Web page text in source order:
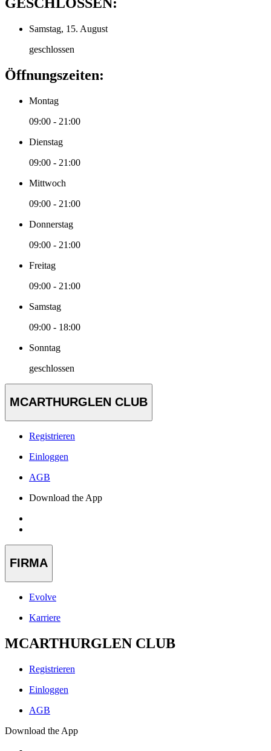
Samstag, 15. August
geschlossen
Öffnungszeiten:
Montag
09:00 - 21:00
Dienstag
09:00 - 21:00
Mittwoch
09:00 - 21:00
Donnerstag
09:00 - 21:00
Freitag
09:00 - 21:00
Samstag
09:00 - 18:00
Sonntag
geschlossen
MCARTHURGLEN CLUB
Registrieren
Einloggen
AGB
Download the App
FIRMA
Evolve
Karriere
MCARTHURGLEN CLUB
Registrieren
Einloggen
AGB
Download the App